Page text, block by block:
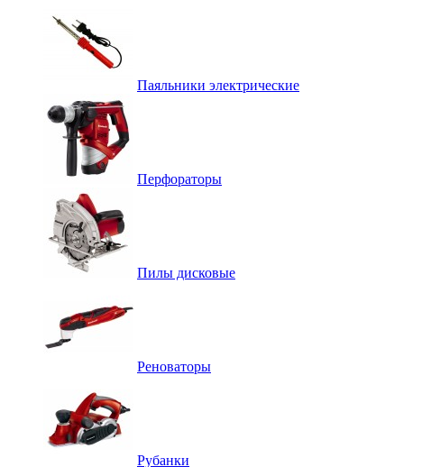
Паяльники электрические
Перфораторы
Пилы дисковые
Реноваторы
Рубанки